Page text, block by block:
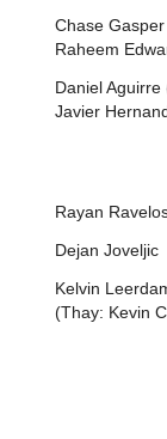
Chase
Raheem
Daniel Aguirre
Javier
Rayan
Dejan Joveljic
Kelvin
(Thay: Kevin